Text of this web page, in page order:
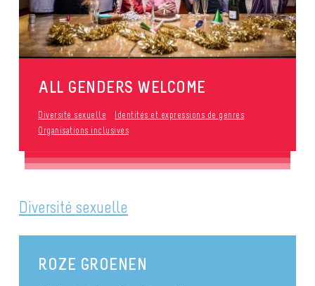
ALL GENDERS WELCOME
Diversité sexuelle
Identités et expressions de genres
Organisations inclusives
Diversité sexuelle
ROZE GROENEN